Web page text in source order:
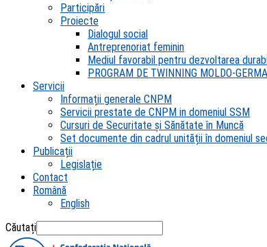
Participări
Proiecte
Dialogul social
Antreprenoriat feminin
Mediul favorabil pentru dezvoltarea
PROGRAM DE TWINNING MOLDO-
Servicii
Informații generale CNPM
Servicii prestate de CNPM in domeniul SSM
Cursuri de Securitate și Sănătate în Muncă
Set documente din cadrul unității în domeniul
Publicații
Legislație
Contact
Română
English
Căutați